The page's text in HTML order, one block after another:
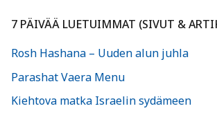
7 PÄIVÄÄ LUETUIMMAT (SIVUT &
Rosh Hashana – Uuden alun juhla
Parashat Vaera Menu
Kiehtova matka Israelin sydämeen